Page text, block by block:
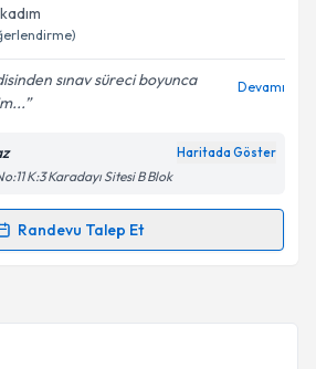
sınav süreci boyunca
Devamı
Haritada Göster
K:3 Karadayı Sitesi B Blok
Randevu Talep Et
Talebi
e-posta ile